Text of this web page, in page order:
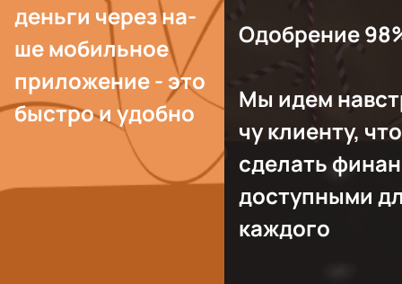
день­ги че­рез на­
ше мо­биль­ное
при­ложе­ние - это
быст­ро и удоб­но
Одоб­ре­ние
Мы идем
чу кли­ен­ту,
сде­лать
дос­тупны­ми
каж­до­го